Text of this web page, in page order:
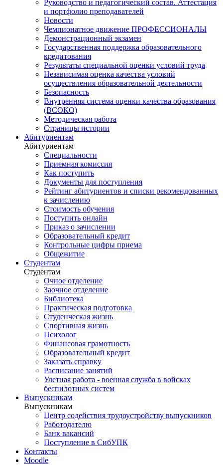
Руководство и педагогический состав. Аттестация
и портфолио преподавателей
Новости
Чемпионатное движение ПРОФЕССИОНАЛЫ
Демонстрационный экзамен
Государственная поддержка образовательного
кредитования
Результаты специальной оценки условий труда
Независимая оценка качества условий
осуществления образовательной деятельности
Безопасность
Внутренняя система оценки качества образования
(ВСОКО)
Методическая работа
Страницы истории
Абитуриентам
Абитуриентам
Специальности
Приемная комиссия
Как поступить
Документы для поступления
Рейтинг абитуриентов и списки рекомендованных
к зачислению
Стоимость обучения
Поступить онлайн
Приказ о зачислении
Образовательный кредит
Контрольные цифры приема
Общежитие
Студентам
Студентам
Очное отделение
Заочное отделение
Библиотека
Практическая подготовка
Студенческая жизнь
Спортивная жизнь
Психолог
Финансовая грамотность
Образовательный кредит
Заказать справку
Расписание занятий
Улетная работа - военная служба в войсках
беспилотных систем
Выпускникам
Выпускникам
Центр содействия трудоустройству выпускников
Работодателю
Банк вакансий
Поступление в СибУПК
Контакты
Moodle